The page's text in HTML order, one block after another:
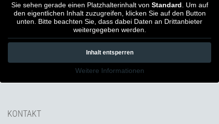
Sie sehen gerade einen Platzhalterinhalt von Standard . Um auf
den eigentlichen Inhalt zuzugreifen, klicken Sie auf den Button
unten. Bitte beachten Sie, dass dabei Daten an Drittanbieter
weitergegeben werden.
Inhalt entsperren
Weitere Informationen
KONTAKT